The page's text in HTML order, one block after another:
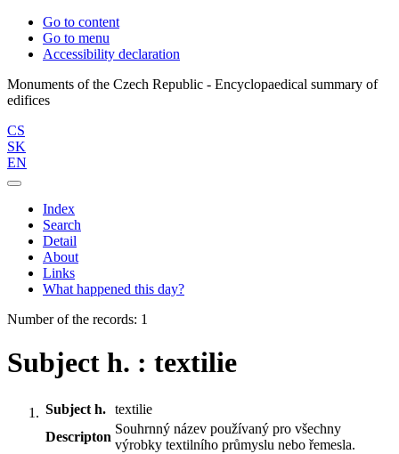
Go to content
Go to menu
Accessibility declaration
Monuments of the Czech Republic - Encyclopaedical summary of
CS
SK
EN
Index
Search
Detail
About
Links
What happened this day?
Number of the records: 1
Subject h. : textilie
Subject h. textilie
Descripton
Souhrnný název používaný pro všechny
výrobky textilního průmyslu nebo řemesla.